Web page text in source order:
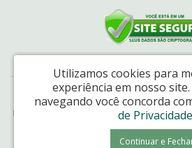
Natural Link Comércio de Cosméticos Ltda -
Rua da Paz, 6085, box 514, Mercado Municipal,
Cativa Natureza ©
Utilizamos cookies para
experiência em nosso site.
navegando você concorda
de Privacidade
Continuar e